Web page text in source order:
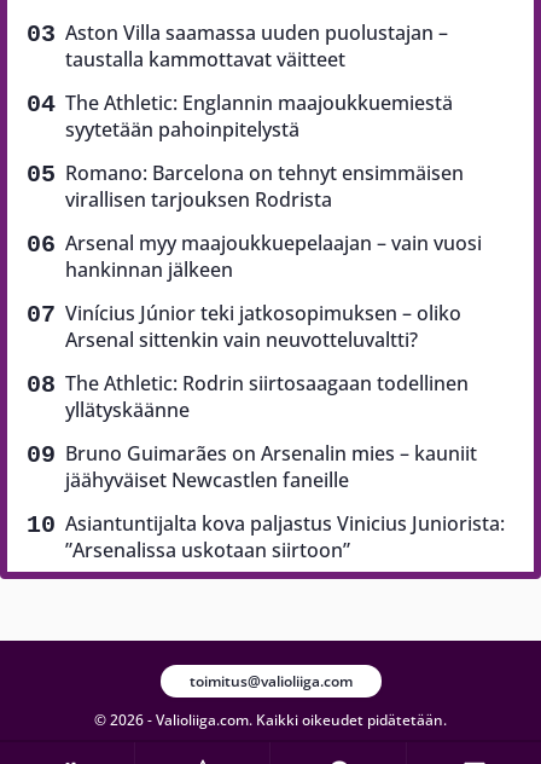
Aston Villa saamassa uuden puolustajan –
taustalla kammottavat väitteet
The Athletic: Englannin maajoukkuemiestä
syytetään pahoinpitelystä
Romano: Barcelona on tehnyt ensimmäisen
virallisen tarjouksen Rodrista
Arsenal myy maajoukkuepelaajan – vain vuosi
hankinnan jälkeen
Vinícius Júnior teki jatkosopimuksen – oliko
Arsenal sittenkin vain neuvotteluvaltti?
The Athletic: Rodrin siirtosaagaan todellinen
yllätyskäänne
Bruno Guimarães on Arsenalin mies – kauniit
jäähyväiset Newcastlen faneille
Asiantuntijalta kova paljastus Vinicius Juniorista:
”Arsenalissa uskotaan siirtoon”
© 2026 - Valioliiga.com. Kaikki oikeudet pidätetään.
toimitus@valioliiga.com